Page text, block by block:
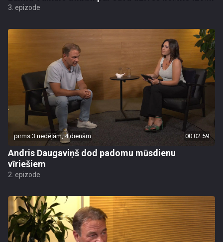
3. epizode
pirms 3 nedēļām, 4 dienām 00:02:59
Andris Daugaviņš dod padomu mūsdienu
vīriešiem
2. epizode